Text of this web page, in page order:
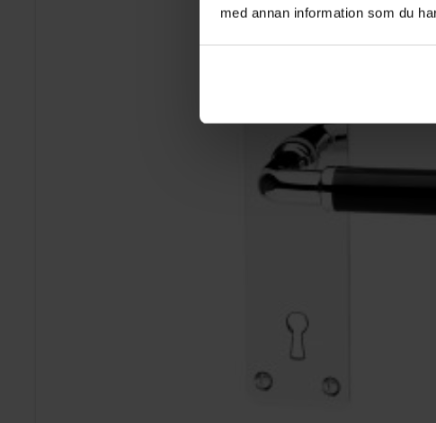
med annan information som du